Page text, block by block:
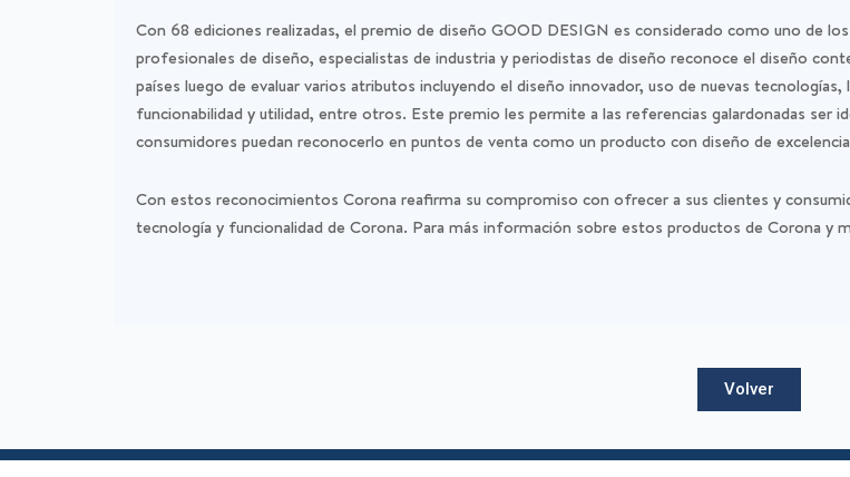
Con 68 ediciones realizadas, el premio de diseño GOOD DESIGN es considerado como uno de
profesionales de diseño, especialistas de industria y periodistas de diseño reconoce el diseño
países luego de evaluar varios atributos incluyendo el diseño innovador, uso de nuevas
funcionabilidad y utilidad, entre otros. Este premio les permite a las referencias galardonadas ser
consumidores puedan reconocerlo en puntos de venta como un producto con diseño de
Con estos reconocimientos Corona reafirma su compromiso con ofrecer a sus clientes y
tecnología y funcionalidad de Corona. Para más información sobre estos productos de Corona y
Volver